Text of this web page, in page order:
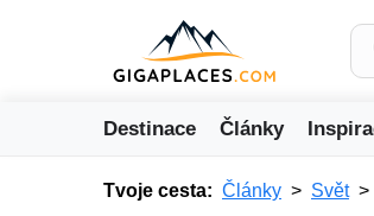
Destinace Články
Tvoje cesta: Články Svět